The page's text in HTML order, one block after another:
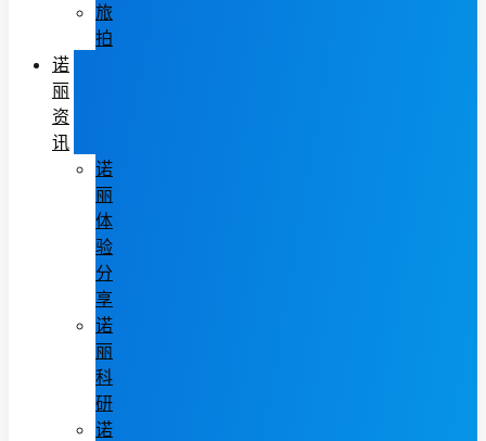
旅
拍
诺
丽
资
讯
诺
丽
体
验
分
享
诺
丽
科
研
诺